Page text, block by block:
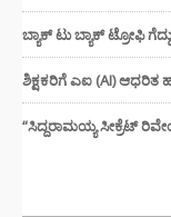
ಬ್ಯಾಕ್ ಟು ಬ್ಯಾಕ್ ಟ್ರೋಫಿ
ಶಿಕ್ಷಕರಿಗೆ ಎಐ (AI) ಆಧರಿತ
“ಸಿದ್ದರಾಮಯ್ಯ ಸೀಕ್ರೆಟ್